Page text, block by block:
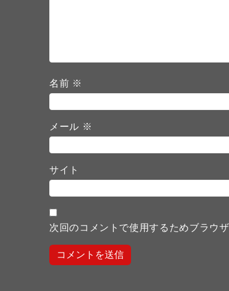
名前 ※
メール ※
サイト
次回のコメントで使用するためブラウ